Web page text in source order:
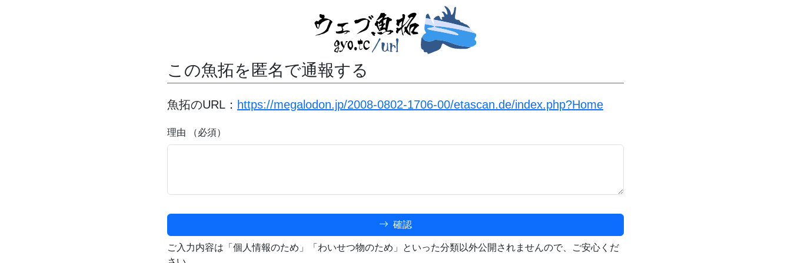
この魚拓を匿名で通報する
魚拓のURL： https://megalodon.jp/2008-0802-1706-00/etascan.de/index.php?Home
理由 （必須）
確認
ご入力内容は「個人情報のため」「わいせつ物のため」といった分類以外公開されませんので、ご安心くだ